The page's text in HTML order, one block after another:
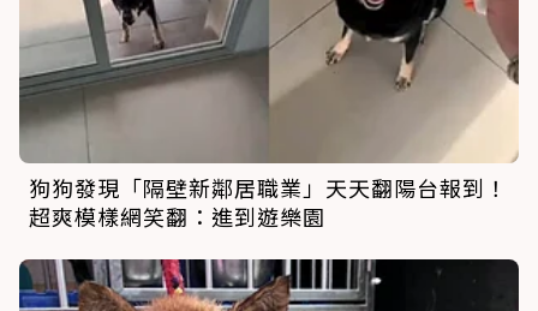
狗狗發現「隔壁新鄰居職業」天天翻陽台報到！
超爽模樣網笑翻：進到遊樂園